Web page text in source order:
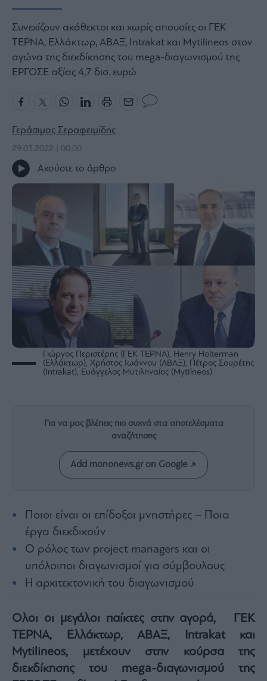
Financial
Times
Room
My
Story
Media
Winners
Losers
Επι-
θετικά
Rumors
ESG
Today
Mononews2030
Συνεντεύξεις
Υγεία
Architecture
Design
Fashion
Art
Yachts
Table
For
Two
Συνεχίζουν ακάθεκτοι και χωρίς απουσίες οι ΓΕΚ
ΤΕΡΝΑ, Ελλάκτωρ, ΑΒΑΞ, Intrakat και Mytilineos στον
αγώνα της διεκδίκησης του mega-διαγωνισμού της
ΕΡΓΟΣΕ αξίας 4,7 δισ. ευρώ
Γεράσιμος Σεραφειμίδης
29.03.2022 | 00:00
Ακούστε το άρθρο
Γιώργος Περιστέρης (ΓΕΚ ΤΕΡΝΑ), Henry Holterman
(Ελλάκτωρ), Χρήστος Ιωάννου (ΑΒΑΞ), Πέτρος Σουρέτης
(Intrakat), Ευάγγελος Μυτιληναίος (Mytilneos)
Για να μας βλέπεις πιο συχνά στα αποτελέσματα
αναζήτησης
Add mononews.gr on Google
Ποιοι είναι οι επίδοξοι μνηστήρες – Ποια
έργα διεκδικούν
Ο ρόλος των project managers και οι
υπόλοιποι διαγωνισμοί για σύμβουλους
Η αρχιτεκτονική του διαγωνισμού
Ολοι οι μεγάλοι παίκτες στην αγορά, ΓΕΚ
ΤΕΡΝΑ, Ελλάκτωρ, ΑΒΑΞ, Intrakat και
Mytilineos, μετέχουν στην κούρσα της
διεκδίκησης του mega-διαγωνισμού της